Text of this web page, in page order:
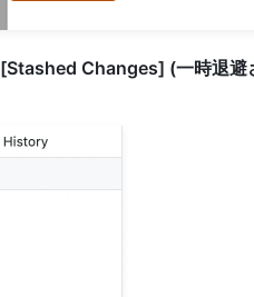
[Stashed Changes] (一時退避